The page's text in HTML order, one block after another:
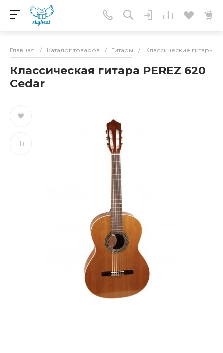
Главная / Каталог товаров / Гитары / Классические гитары
Классическая гитара PEREZ 620
Cedar